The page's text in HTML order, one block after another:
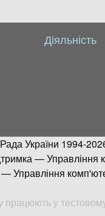
Діяльність
України 1994-
— Управління
— Управління
працюють у